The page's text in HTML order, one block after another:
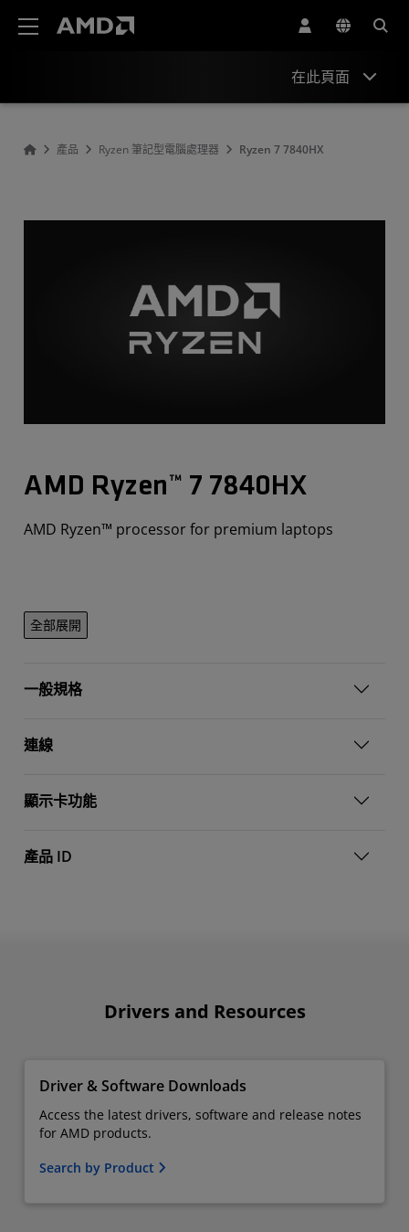
在此頁面
產品 Ryzen 筆記型電腦處理器 Ryzen 7 7840HX
AMD Ryzen™ 7 7840HX
AMD Ryzen™ processor for premium laptops
全部展開
一般規格
連線
顯示卡功能
產品 ID
Drivers and Resources
Driver & Software Downloads
Access the latest drivers, software and release notes
for AMD products.
Search by Product